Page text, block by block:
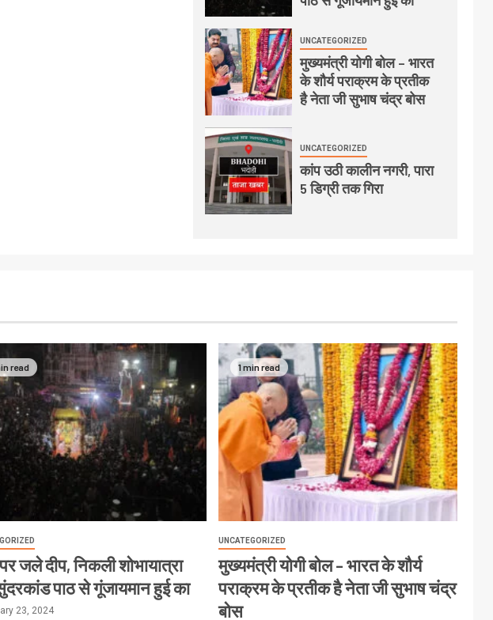
UNCATEGORIZED
मुख्यमंत्री योगी बोल – भारत
के शौर्य पराक्रम के प्रतीक
है नेता जी सुभाष चंद्र बोस
UNCATEGORIZED
कांप उठी कालीन नगरी, पारा
5 डिग्री तक गिरा
read
जले दीप, निकली शोभायात्रा
पाठ से गूंजायमान हुई का
23, 2024
1 min read
UNCATEGORIZED
मुख्यमंत्री योगी बोल – भारत के शौर्य
पराक्रम के प्रतीक है नेता जी सुभाष चंद्र
बोस